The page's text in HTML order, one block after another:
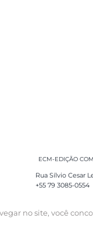
ECM-EDIÇÃO
Rua Sílvio Cesar
+55 79 3085-0554
no site, você